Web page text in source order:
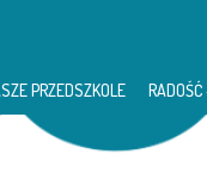
PRZEDSZKOLE